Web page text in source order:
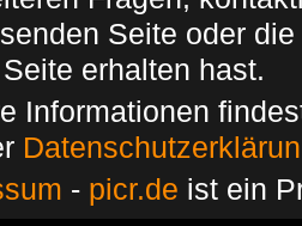
Seite oder
erhalten hast.
Informationen
- picr.de ist ein